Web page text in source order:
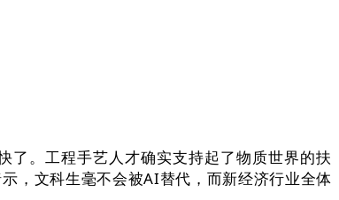
了。工程手艺人才确实支持起了物质世界的扶
，文科生毫不会被AI替代，而新经济行业全体